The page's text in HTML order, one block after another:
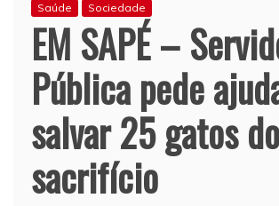
Saúde Sociedade
EM SAPÉ –
Pública pede
salvar 25 gatos do
sacrifício